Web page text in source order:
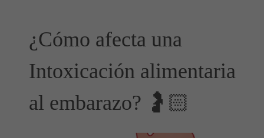
¿Cómo afecta una
Intoxicación alimentaria
al embarazo? 🤰🏻